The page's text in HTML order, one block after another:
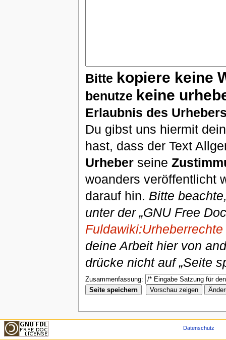
Bitte kopiere keine
benutze keine
Erlaubnis des
Du gibst uns hiermit
hast, dass der Text
Urheberseine
woanders veröffentlicht
darauf hin. Bitte
unter der „GNU Free
Fuldawiki:Urheberrechte
deine Arbeit hier von
drücke nicht auf „Seite
Zusammenfassung:
Datenschutz